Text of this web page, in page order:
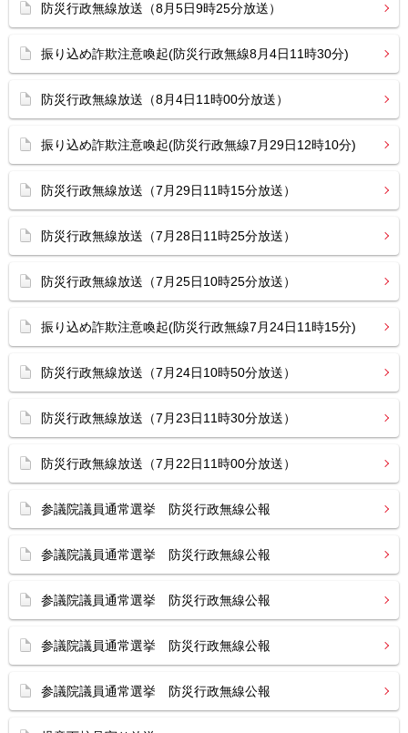
防災行政無線放送（8月5日9時25分放送）
振り込め詐欺注意喚起(防災行政無線8月4日11時30分)
防災行政無線放送（8月4日11時00分放送）
振り込め詐欺注意喚起(防災行政無線7月29日12時10分)
防災行政無線放送（7月29日11時15分放送）
防災行政無線放送（7月28日11時25分放送）
防災行政無線放送（7月25日10時25分放送）
振り込め詐欺注意喚起(防災行政無線7月24日11時15分)
防災行政無線放送（7月24日10時50分放送）
防災行政無線放送（7月23日11時30分放送）
防災行政無線放送（7月22日11時00分放送）
参議院議員通常選挙 防災行政無線公報
参議院議員通常選挙 防災行政無線公報
参議院議員通常選挙 防災行政無線公報
参議院議員通常選挙 防災行政無線公報
参議院議員通常選挙 防災行政無線公報